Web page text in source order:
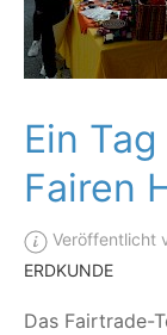
Ein
Fairen
Veröffentlicht
ERDKUNDE
Das Fair­trade-